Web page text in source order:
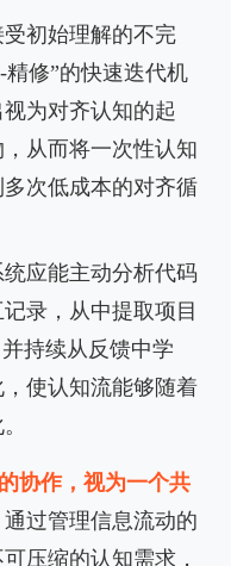
受初始理解的不完
修”的快速迭代机
为对齐认知的起
从而将一次性认知
次低成本的对齐循
统应能主动分析代码
录，从中提取项目
持续从反馈中学
使认知流能够随着
协作，视为一个共
通过管理信息流动的
压缩的认知需求，